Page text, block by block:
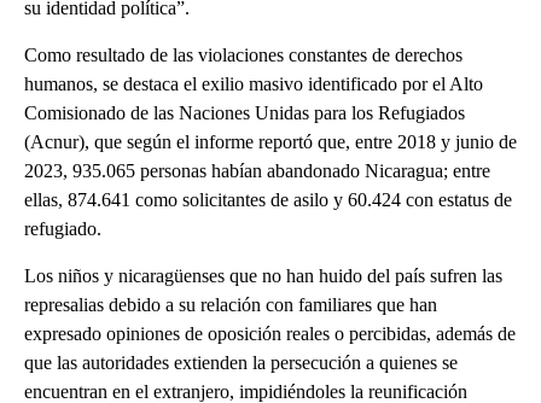
su identidad política”.
Como resultado de las violaciones constantes de derechos
humanos, se destaca el exilio masivo identificado por el Alto
Comisionado de las Naciones Unidas para los Refugiados
(Acnur), que según el informe reportó que, entre 2018 y junio de
2023, 935.065 personas habían abandonado Nicaragua; entre
ellas, 874.641 como solicitantes de asilo y 60.424 con estatus de
refugiado.
Los niños y nicaragüenses que no han huido del país sufren las
represalias debido a su relación con familiares que han
expresado opiniones de oposición reales o percibidas, además de
que las autoridades extienden la persecución a quienes se
encuentran en el extranjero, impidiéndoles la reunificación